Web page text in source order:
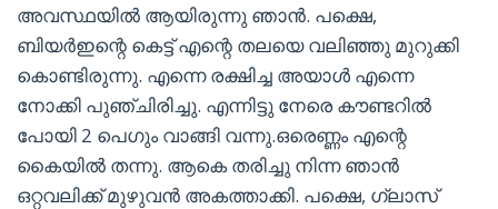
അവസ്ഥയിൽ ആയിരുന്നു ഞാൻ. പക്ഷെ,
ബിയർഇന്റെ കെട്ട് എന്റെ തലയെ വലിഞ്ഞു മുറുക്കി
കൊണ്ടിരുന്നു. എന്നെ രക്ഷിച്ച അയാൾ എന്നെ
നോക്കി പുഞ്ചിരിച്ചു. എന്നിട്ടു നേരെ കൗണ്ടറിൽ
പോയി 2 പെഗും വാങ്ങി വന്നു.ഒരെണ്ണം എന്റെ
കൈയിൽ തന്നു. ആകെ തരിച്ചു നിന്ന ഞാൻ
ഒറ്റവലിക്ക് മുഴുവൻ അകത്താക്കി. പക്ഷെ, ഗ്ലാസ്